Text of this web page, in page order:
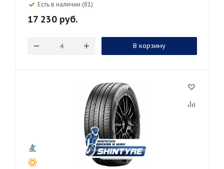
Есть в наличии (81)
17 230 руб.
В корзину